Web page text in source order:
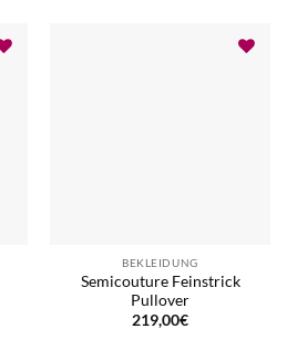
BEKLEIDUNG
Semicouture Feinstrick
Pullover
219,00€